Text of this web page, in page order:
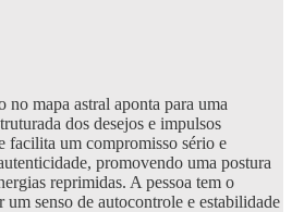
mapa astral aponta para uma
dos desejos e impulsos
facilita um compromisso sério e
promovendo uma postura
reprimidas. A pessoa tem o
um senso de autocontrole e estabilidade